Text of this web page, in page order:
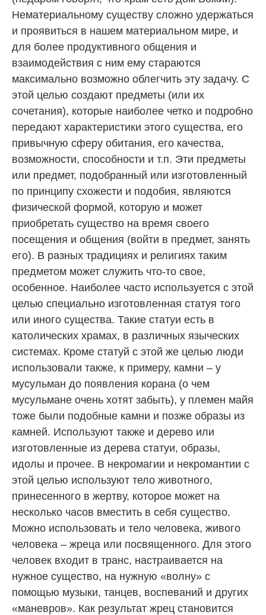
Нематериальному существу сложно удержаться
и проявиться в нашем материальном мире, и
для более продуктивного общения и
взаимодействия с ним ему стараются
максимально возможно облегчить эту задачу. С
этой целью создают предметы (или их
сочетания), которые наиболее четко и подробно
передают характеристики этого существа, его
привычную сферу обитания, его качества,
возможности, способности и т.п. Эти предметы
или предмет, подобранный или изготовленный
по принципу схожести и подобия, являются
физической формой, которую и может
приобретать существо на время своего
посещения и общения (войти в предмет, занять
его). В разных традициях и религиях таким
предметом может служить что-то свое,
особенное. Наиболее часто используется с этой
целью специально изготовленная статуя того
или иного существа. Такие статуи есть в
католических храмах, в различных языческих
системах. Кроме статуй с этой же целью люди
использовали также, к примеру, камни – у
мусульман до появления корана (о чем
мусульмане очень хотят забыть), у племен майя
тоже были подобные камни и позже образы из
камней. Используют также и дерево или
изготовленные из дерева статуи, образы,
идолы и прочее. В некромагии и некромантии с
этой целью используют тело животного,
принесенного в жертву, которое может на
несколько часов вместить в себя существо.
Можно использовать и тело человека, живого
человека – жреца или посвященного. Для этого
человек входит в транс, настраивается на
нужное существо, на нужную «волну» с
помощью музыки, танцев, воспеваний и других
«маневров». Как результат жрец становится